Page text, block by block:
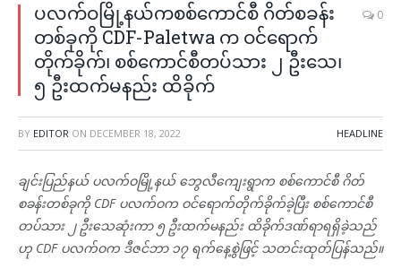
ပလက်ဝမြို့နယ်ကစစ်ကောင်စီ ဂိတ်စခန်း
တစ်ခုကို CDF-Paletwa က ဝင်ရောက်
တိုက်ခိုက်၊ စစ်ကောင်စီတပ်သား ၂ ဦးသေ၊
၅ ဦးထက်မနည်း ထိခိုက်
0
BY EDITOR ON DECEMBER 18, 2022 HEADLINE
ချင်းပြည်နယ် ပလက်ဝမြို့နယ် ဘွေလီကျေးရွာက စစ်ကောင်စီ ဂိတ်
စခန်းတစ်ခုကို CDF ပလက်ဝက ဝင်ရောက်တိုက်ခိုက်ခဲ့ပြီး စစ်ကောင်စီ
တပ်သား ၂ ဦးသေဆုံးကာ ၅ ဦးထက်မနည်း ထိခိုက်ဒဏ်ရာရရှိခဲ့သည်
ဟု CDF ပလက်ဝက ဒီဇင်ဘာ ၁၇ ရက်နေ့စွဲဖြင့် သတင်းထုတ်ပြန်သည်။